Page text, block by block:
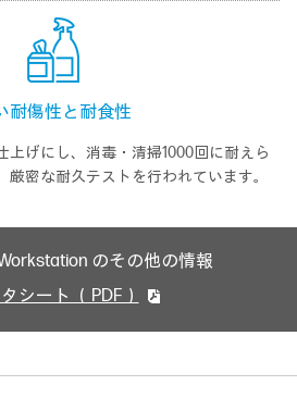
耐傷性と耐食性
上げにし、消毒・清掃1000回に耐えら
密な耐久テストを行われています。
Workstation のその他の情報
シート （PDF）